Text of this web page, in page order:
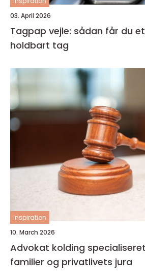
03. April 2026
Tagpap vejle: sådan får du
holdbart tag
inspiration
10. March 2026
Advokat kolding specialiseret hjælp til
familier og privatlivets jura